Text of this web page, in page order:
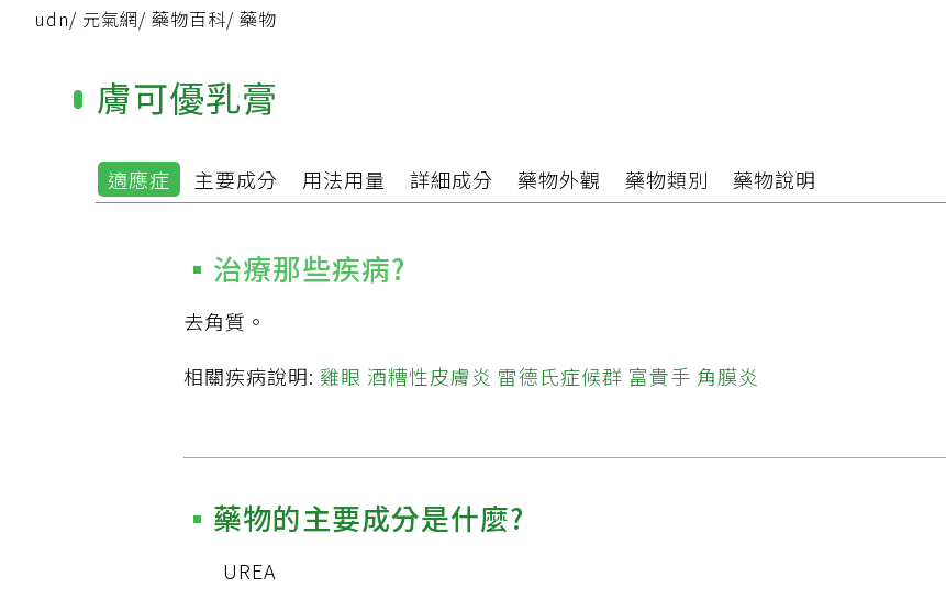
udn/ 元氣網/ 藥物百科/ 藥物
膚可優乳膏
適應症 主要成分 用法用量 詳細成分 藥物外觀 藥物類別 藥物說明
治療那些疾病?
去角質。
相關疾病說明: 雞眼 酒糟性皮膚炎 雷德氏症候群 富貴手 角膜炎
藥物的主要成分是什麼?
UREA